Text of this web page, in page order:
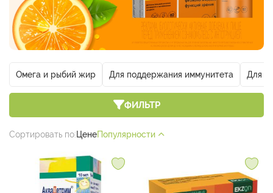
Омега и рыбий жир Для поддержания иммунитета Для
ФИЛЬТР
Сортировать по: ЦенеПопулярности